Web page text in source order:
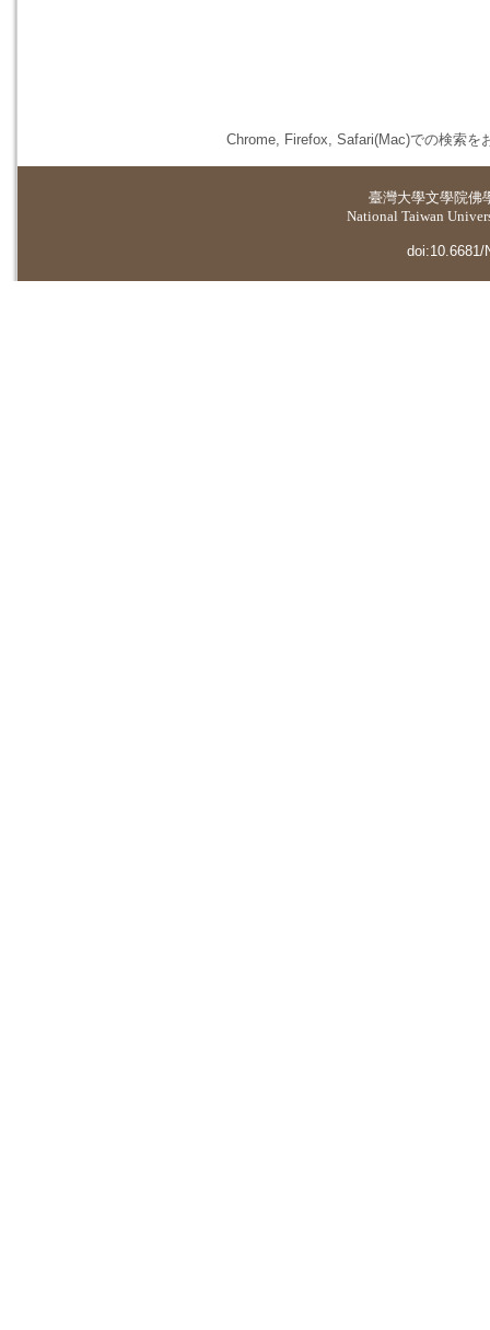
Chrome, Firefox, Safari(Mac)での検索を
臺灣大學文學院佛
National Taiwan
doi:10.6681/